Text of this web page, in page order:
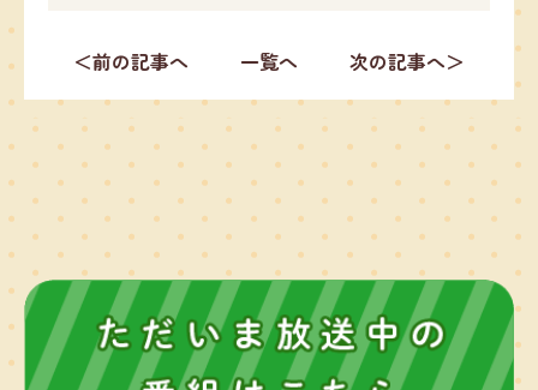
＜前の記事へ 一覧へ 次の記事へ＞